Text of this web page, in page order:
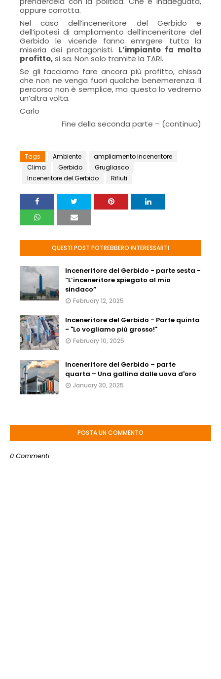
oppure corrotta.
Nel caso dell’inceneritore del Gerbido e
dell’ipotesi di ampliamento dell’inceneritore del
Gerbido le vicende fanno emrgere tutta la
miseria dei protagonisti. L’impianto fa molto
profitto,si sa. Non solo tramite la TARI.
Se gli facciamo fare ancora più profitto, chissà
che non ne venga fuori qualche benemerenza. Il
percorso non è semplice, ma questo lo vedremo
un’altra volta.
Carlo
Fine della seconda parte – (continua)
Tags Ambiente
ampliamento inceneritore
Clima
Gerbido
Grugliasco
Inceneritore del Gerbido
Rifiuti
QUESTI POST POTREBBERO INTERESSARTI
Inceneritore del Gerbido - parte sesta -
“L’inceneritore spiegato al mio
sindaco”
February 12, 2025
Inceneritore del Gerbido - Parte quinta
- "Lo vogliamo più grosso!"
February 10, 2025
Inceneritore del Gerbido – parte
quarta – Una gallina dalle uova d'oro
January 30, 2025
POSTA UN COMMENTO
0 Commenti